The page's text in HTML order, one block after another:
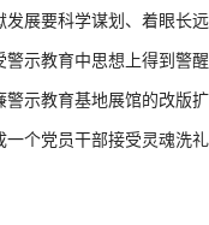
展要科学谋划、着眼长
示教育中思想上得到警
示教育基地展馆的改版
个党员干部接受灵魂洗